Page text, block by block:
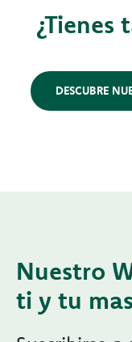
¿Tienes
DESCUBRE
Nuestro
ti y tu